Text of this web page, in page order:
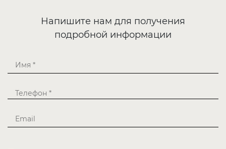
Напишите нам для получения
подробной информации